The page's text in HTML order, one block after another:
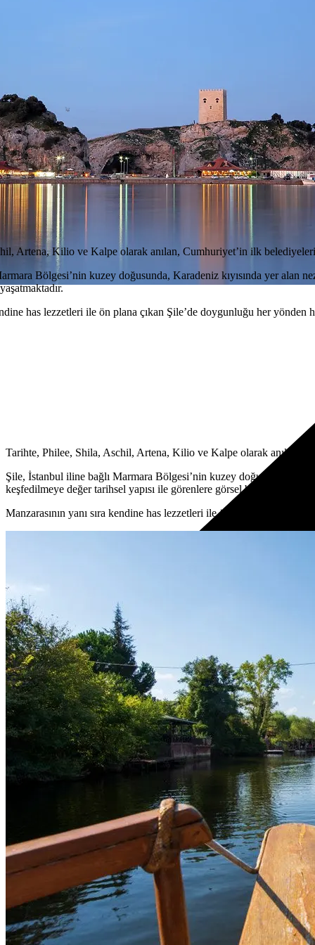
Ağaç Kaplama Weeneer Hammer
Artena, Kilio ve Kalpe olarak anılan, Cumhuriyet’in ilk
Bölgesi’nin kuzey doğusunda, Karadeniz kıyısında yer alan
has lezzetleri ile ön plana çıkan Şile’de doygunluğu her yönden
Tarihte, Philee, Shila, Aschil, Artena, Kilio ve Kalpe olarak anılan,
Şile, İstanbul iline bağlı Marmara Bölgesi’nin kuzey doğusunda,
keşfedilmeye değer tarihsel yapısı ile görenlere görsel bir şölen
Manzarasının yanı sıra kendine has lezzetleri ile ön plana çıkan